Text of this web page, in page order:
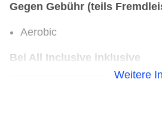
Gegen Gebühr (teils
Aerobic
Bei All Inclusive inklusive
Weitere